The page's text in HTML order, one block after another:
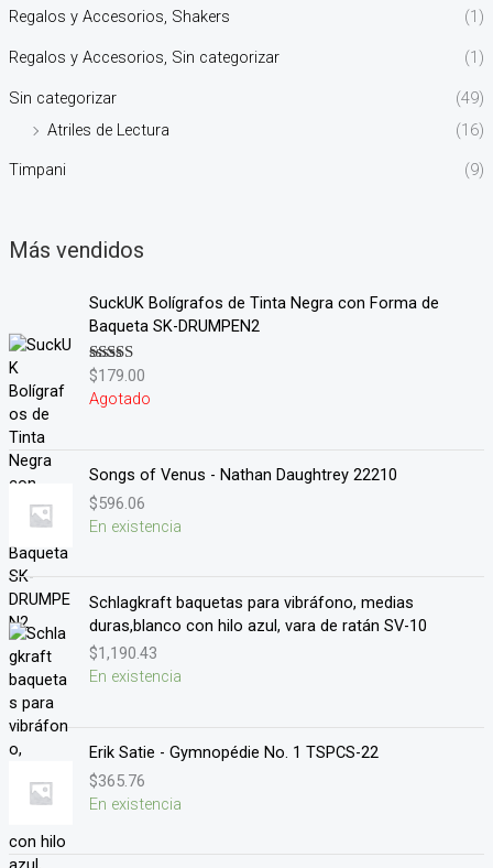
Regalos y Accesorios, Shakers (1)
Regalos y Accesorios, Sin categorizar (1)
Sin categorizar
(49)
Atriles de Lectura
(16)
Timpani (9)
Más vendidos
SuckUK Bolígrafos de Tinta Negra con Forma de
Baqueta SK-DRUMPEN2
Valorado en
5.00 de 5
$179.00
Agotado
Songs of Venus - Nathan Daughtrey 22210
$596.06
En existencia
Schlagkraft baquetas para vibráfono, medias
duras,blanco con hilo azul, vara de ratán SV-10
$1,190.43
En existencia
Erik Satie - Gymnopédie No. 1 TSPCS-22
$365.76
En existencia